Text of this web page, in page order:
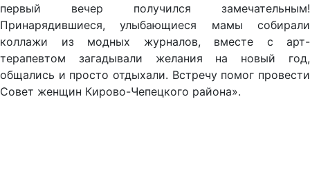
первый вечер получился замечательным!
Принарядившиеся, улыбающиеся мамы собирали
коллажи из модных журналов, вместе с арт-
терапевтом загадывали желания на новый год,
общались и просто отдыхали. Встречу помог провести
Совет женщин Кирово-Чепецкого района».